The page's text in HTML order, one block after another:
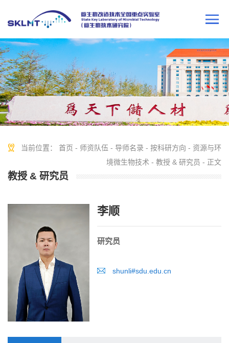
当前位置： 首页 - 师资队伍 - 导师名录 - 按科研方向 - 资源与环
境微生物技术 - 教授 & 研究员 - 正文
教授 & 研究员
李顺
研究员
shunli#sdu.edu.cn